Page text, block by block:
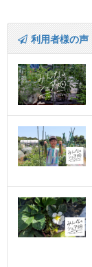
利用者様の声